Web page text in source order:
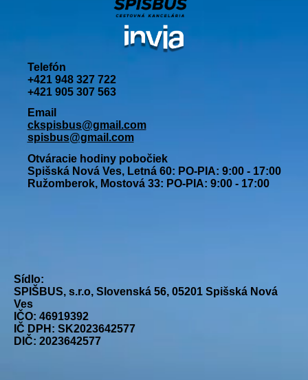
Telefón
+421 948 327 722
+421 905 307 563
Email
ckspisbus@gmail.com
spisbus@gmail.com
Otváracie hodiny pobočiek
Spišská Nová Ves, Letná 60: PO-PIA: 9:00 - 17:00
Ružomberok, Mostová 33: PO-PIA: 9:00 - 17:00
Sídlo:
SPIŠBUS, s.r.o, Slovenská 56, 05201 Spišská Nová
Ves
IČO: 46919392
IČ DPH: SK2023642577
DIČ: 2023642577